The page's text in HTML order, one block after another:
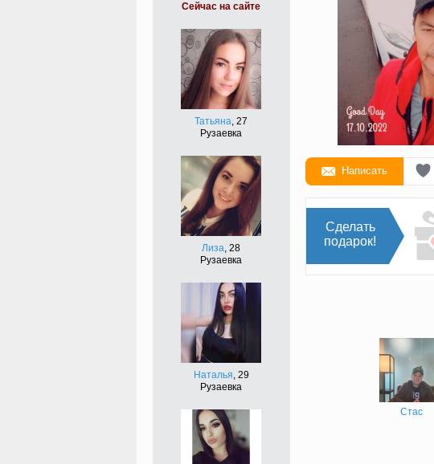
Сейчас на сайте
Татьяна, 27
Рузаевка
Лиза, 28
Рузаевка
Наталья, 29
Рузаевка
Написать
Сделать
подарок!
Стас